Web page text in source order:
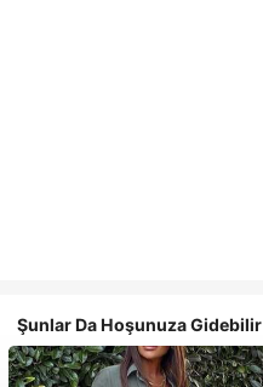
Şunlar Da Hoşunuza Gidebilir